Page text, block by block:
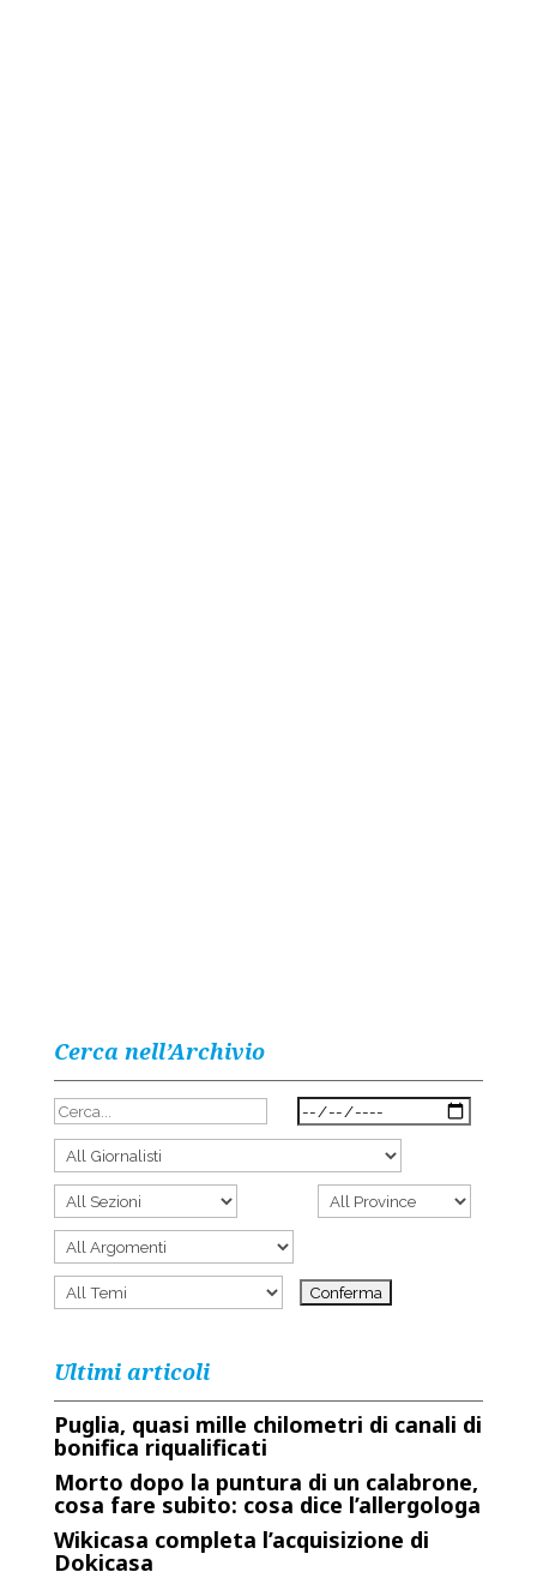
Cerca nell’Archivio
Ultimi articoli
Puglia, quasi mille chilometri di canali di
bonifica riqualificati
Morto dopo la puntura di un calabrone,
cosa fare subito: cosa dice l’allergologa
Wikicasa completa l’acquisizione di
Dokicasa